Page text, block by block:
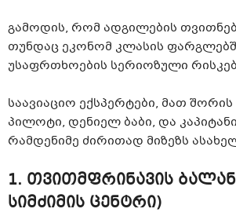
გამოდის, რომ ადგილების
თუნდაც ეკონომ კლასის
უსაფრთხოების სერიოზული
საავიაციო ექსპერტები, მათ
პილოტი, დენიელ ბაბი, და
რამდენიმე ძირითად მიზეზს
1. თვითმფრინავის
სიმძიმის ცენტრი)